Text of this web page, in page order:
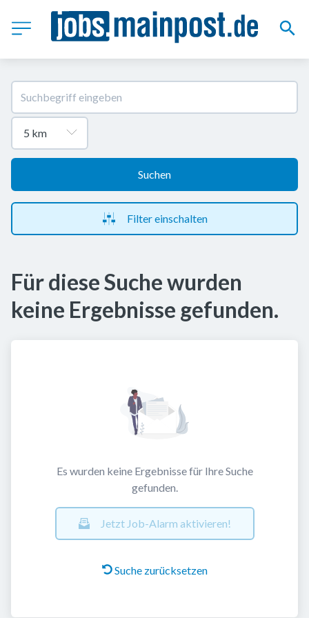
Suchen
Filter einschalten
Für diese Suche wurden
keine Ergebnisse gefunden.
Es wurden keine Ergebnisse für Ihre Suche
gefunden.
Jetzt Job-Alarm aktivieren!
Suche zurücksetzen